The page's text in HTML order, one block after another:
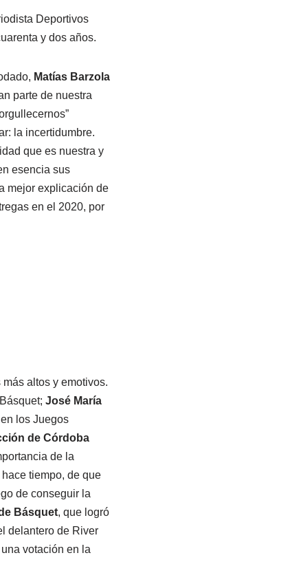
Deportivos
y dos años.
Matías Barzola
parte de nuestra
la incertidumbre.
que es nuestra y
esencia sus
mejor explicación de
en el 2020, por
altos y emotivos.
José María
los Juegos
de Córdoba
de la
tiempo, de que
de conseguir la
Básquet, que logró
delantero de River
votación en la